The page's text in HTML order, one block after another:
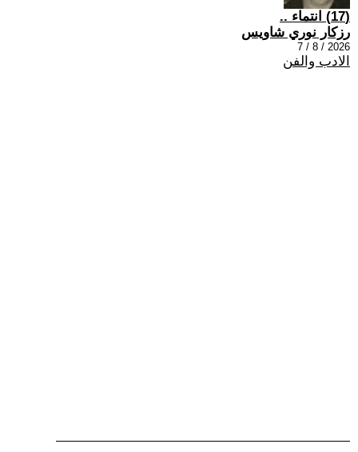
(17) انتماء ..
رزكار نوري شاويس
2026 / 8 / 7
الادب والفن